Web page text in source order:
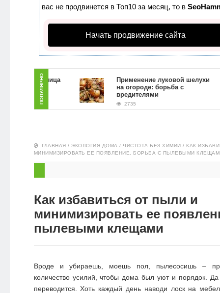
НОВОСТИ
вас не продвинется в Топ10 за месяц, то в
Начать продвижение сайта
ПОПУЛЯРНО
для лица
Применение луковой шелухи
на огороде: борьба с
вредителями
2735
ГЛАВНАЯ / ЭКОЛОГИЯ ДОМА / ЧИСТОТА БЕЗ ХИМИИ / КАК
МИНИМИЗИРОВАТЬ ЕЕ ПОЯВЛЕНИЕ. БОРЬБА С ПЫЛЕВЫМИ
Как избавиться от пыли и
минимизировать ее
пылевыми клещами
Вроде и убираешь, моешь пол, пылесосишь –
количество усилий, чтобы дома был уют и порядок.
переводится. Хоть каждый день наводи лоск на